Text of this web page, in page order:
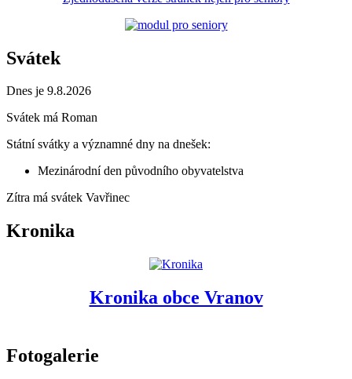
Svátek
Dnes je 9.8.2026
Svátek má Roman
Státní svátky a významné dny na dnešek:
Mezinárodní den původního obyvatelstva
Zítra má svátek Vavřinec
Kronika
Kronika obce Vranov
Fotogalerie